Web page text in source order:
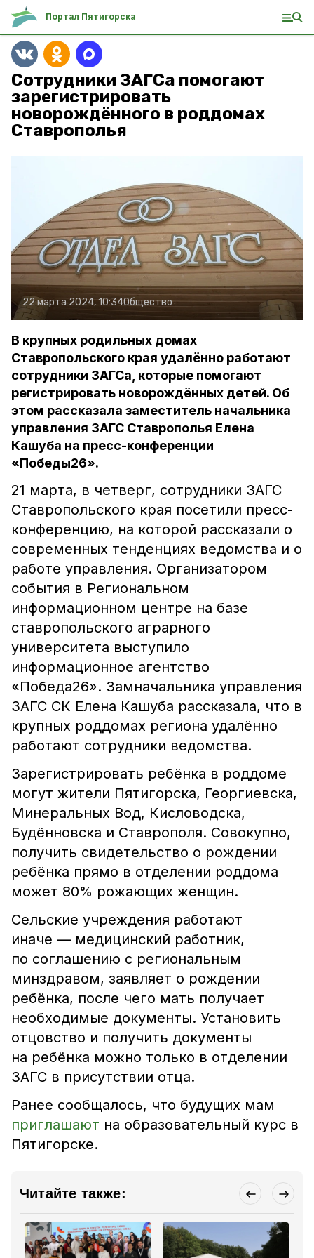
Портал Пятигорска
Сотрудники ЗАГСа помогают
зарегистрировать
новорождённого в роддомах
Ставрополья
22 марта 2024, 10:34Общество
В крупных родильных домах
Ставропольского края удалённо работают
сотрудники ЗАГСа, которые помогают
регистрировать новорождённых детей. Об
этом рассказала заместитель начальника
управления ЗАГС Ставрополья Елена
Кашуба на пресс-конференции
«Победы26».
21 марта, в четверг, сотрудники ЗАГС
Ставропольского края посетили пресс-
конференцию, на которой рассказали о
современных тенденциях ведомства и о
работе управления. Организатором
события в Региональном
информационном центре на базе
ставропольского аграрного
университета выступило
информационное агентство
«Победа26». Замначальника управления
ЗАГС СК Елена Кашуба рассказала, что в
крупных роддомах региона удалённо
работают сотрудники ведомства.
Зарегистрировать ребёнка в роддоме
могут жители Пятигорска, Георгиевска,
Минеральных Вод, Кисловодска,
Будённовска и Ставрополя. Совокупно,
получить свидетельство о рождении
ребёнка прямо в отделении роддома
может 80% рожающих женщин.
Сельские учреждения работают
иначе — медицинский работник,
по соглашению с региональным
минздравом, заявляет о рождении
ребёнка, после чего мать получает
необходимые документы. Установить
отцовство и получить документы
на ребёнка можно только в отделении
ЗАГС в присутствии отца.
Ранее сообщалось, что будущих мам
приглашают на образовательный курс в
Пятигорске.
Читайте также: